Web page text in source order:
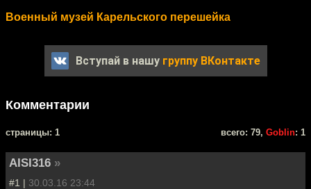
Военный музей Карельского перешейка
Вступай в нашу группу ВКонтакте
Комментарии
cтраницы: 1 всего: 79, Goblin: 1
AISI316 »
#1 | 30.03.16 23:44